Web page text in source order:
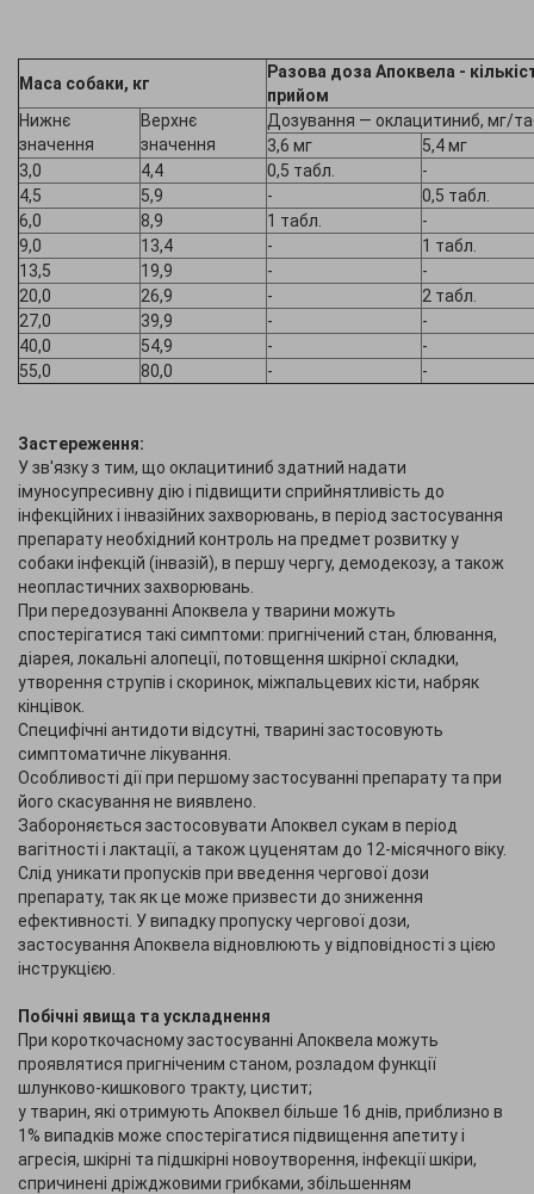
Маса собаки, кг
Разова доза Апоквела -
прийом
Нижнє
значення
Верхнє
значення
Дозування — оклацитиниб, мг/
3,6 мг
5,4 мг
3,0
4,4 0,5 табл.
-
4,5
5,9 -
0,5 табл.
6,0
8,9 1 табл.
-
9,0
13,4 -
1 табл.
13,5
19,9 -
-
20,0
26,9 -
2 табл.
27,0
39,9 -
-
40,0
54,9 -
-
55,0
80,0 - -
Застереження:
У зв'язку з тим, що оклацитиниб здатний надати
імуносупресивну дію і підвищити сприйнятливість до
інфекційних і інвазійних захворювань, в період застосування
препарату необхідний контроль на предмет розвитку у
собаки інфекцій (інвазій), в першу чергу, демодекозу, а також
неопластичних захворювань.
При передозуванні Апоквела у тварини можуть
спостерігатися такі симптоми: пригнічений стан, блювання,
діарея, локальні алопеції, потовщення шкірної складки,
утворення струпів і скоринок, міжпальцевих кісти, набряк
кінцівок.
Специфічні антидоти відсутні, тварині застосовують
симптоматичне лікування.
Особливості дії при першому застосуванні препарату та при
його скасування не виявлено.
Забороняється застосовувати Апоквел сукам в період
вагітності і лактації, а також цуценятам до 12-місячного віку.
Слід уникати пропусків при введення чергової дози
препарату, так як це може призвести до зниження
ефективності. У випадку пропуску чергової дози,
застосування Апоквела відновлюють у відповідності з цією
інструкцією.
Побічні явища та ускладнення
При короткочасному застосуванні Апоквела можуть
проявлятися пригніченим станом, розладом функції
шлунково-кишкового тракту, цистит;
у тварин, які отримують Апоквел більше 16 днів, приблизно в
1% випадків може спостерігатися підвищення апетиту і
агресія, шкірні та підшкірні новоутворення, інфекції шкіри,
спричинені дріжджовими грибками, збільшенням